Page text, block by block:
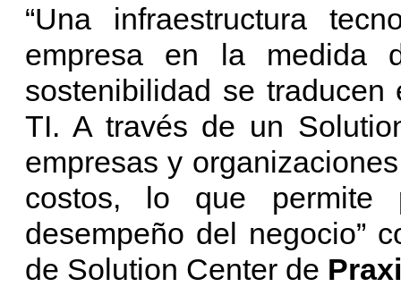
“Una infraestructura
empresa en la medida
sostenibilidad se
TI. A través de un
empresas y
costos, lo que
desempeño del negocio”
de Solution Center de